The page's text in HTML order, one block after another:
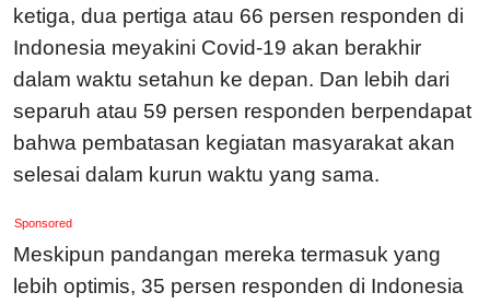
ketiga, dua pertiga atau 66 persen responden di
Indonesia meyakini Covid-19 akan berakhir
dalam waktu setahun ke depan. Dan lebih dari
separuh atau 59 persen responden berpendapat
bahwa pembatasan kegiatan masyarakat akan
selesai dalam kurun waktu yang sama.
Sponsored
Meskipun pandangan mereka termasuk yang
lebih optimis, 35 persen responden di Indonesia